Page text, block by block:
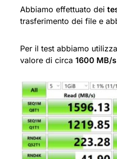
Abbiamo effettuato dei
trasferimento dei file e
Per il test abbiamo
valore di circa 1600 MB/s